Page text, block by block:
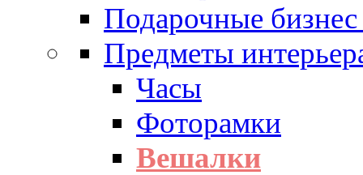
Подарочные бизнес
Предметы
Часы
Фоторамки
Вешалки